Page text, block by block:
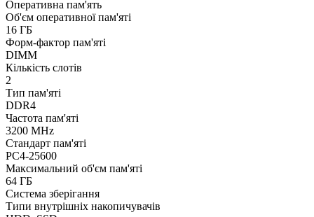
Оперативна пам'ять
Об'єм оперативної пам'яті
16 ГБ
Форм-фактор пам'яті
DIMM
Кількість слотів
2
Тип пам'яті
DDR4
Частота пам'яті
3200 MHz
Стандарт пам'яті
PC4-25600
Максимальний об'єм пам'яті
64 ГБ
Система зберігання
Типи внутрішніх накопичувачів